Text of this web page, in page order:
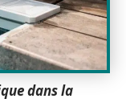
dans la